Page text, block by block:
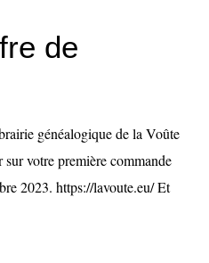
de
généalogique de la Voûte
votre première commande
2023. https://lavoute.eu/ Et